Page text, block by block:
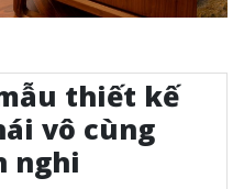
thiết kế
vô cùng
nghi